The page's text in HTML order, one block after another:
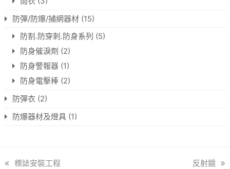
防彈/防爆/捕網器材 (15)
防割.防穿刺.防身系列 (5)
防身催淚劑 (2)
防身警報器 (1)
防身電擊棒 (2)
防彈衣 (2)
防爆器材及燈具 (1)
previous
標誌安裝工程
next
反射鏡